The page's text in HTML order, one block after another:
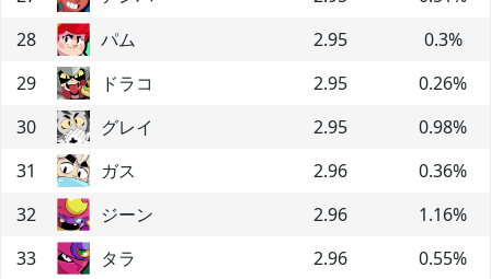
28
パム 2.95 0.3%
29
ドラコ 2.95 0.26%
30
グレイ 2.95 0.98%
31
ガス 2.96 0.36%
32
ジーン 2.96 1.16%
33
タラ 2.96 0.55%